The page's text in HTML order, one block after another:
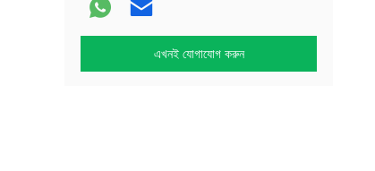
এখনই যোগাযোগ করুন